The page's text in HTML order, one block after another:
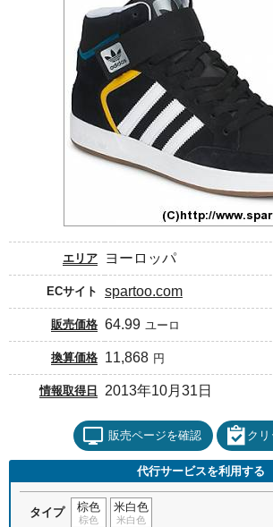
エリア ヨーロッパ
ECサイト spartoo.com
販売価格 64.99 ユーロ
換算価格 11,868 円
情報取得日 2013年10月31日
販売ページを確認 クリ
代行サービスを利用する
タイプ 棕色
棕色
米白色
米白色